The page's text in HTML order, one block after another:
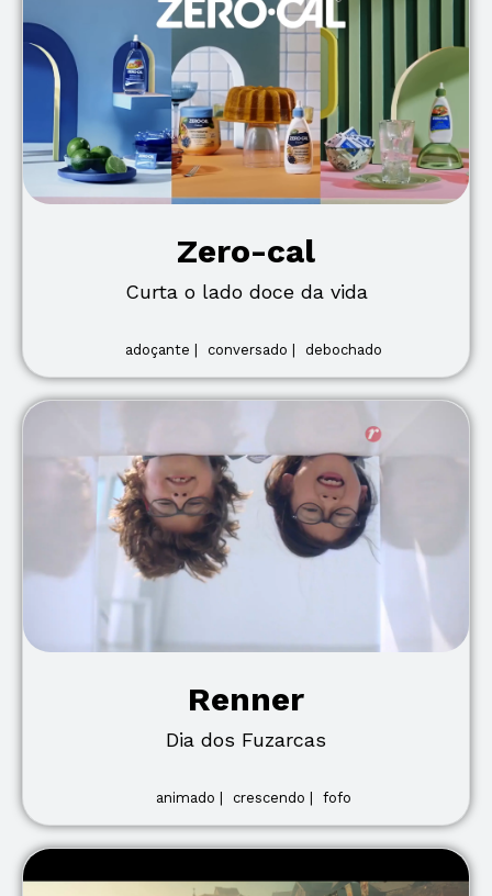
Zero-cal
Curta o lado doce da vida
adoçante | conversado | debochado
Renner
Dia dos Fuzarcas
animado | crescendo | fofo